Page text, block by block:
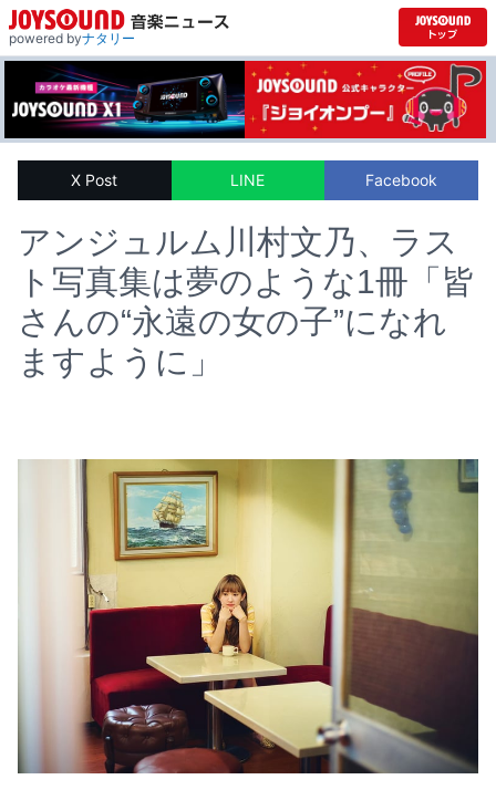
powered byナタリー
X Post LINE Facebook
アンジュルム川村文乃、ラス
ト写真集は夢のような1冊「皆
さんの“永遠の女の子”になれ
ますように」